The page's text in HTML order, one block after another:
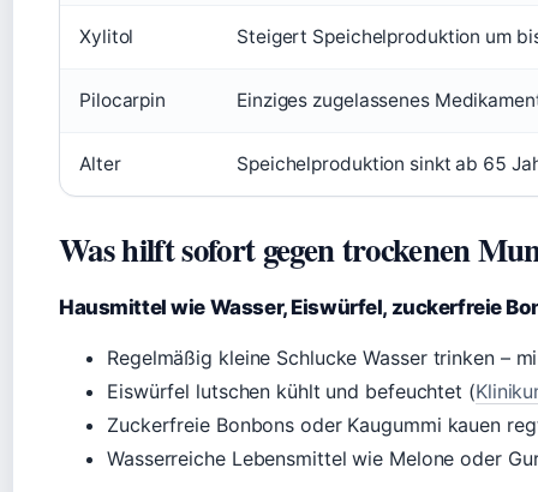
Xylitol Steigert Speichelproduktion um
Pilocarpin Einziges zugelassenes
Alter Speichelproduktion sinkt ab 65
Was hilft sofort gegen trockenen
Hausmittel wie Wasser, Eiswürfel, zuckerfreie
Regelmäßig kleine Schlucke Wasser trinken –
Eiswürfel lutschen kühlt und befeuchtet (
Zuckerfreie Bonbons oder Kaugummi kauen
Wasserreiche Lebensmittel wie Melone oder